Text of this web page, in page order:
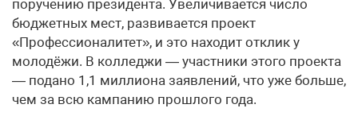
поручению президента. Увеличивается число
бюджетных мест, развивается проект
«Профессионалитет», и это находит отклик у
молодёжи. В колледжи — участники этого проекта
— подано 1,1 миллиона заявлений, что уже больше,
чем за всю кампанию прошлого года.